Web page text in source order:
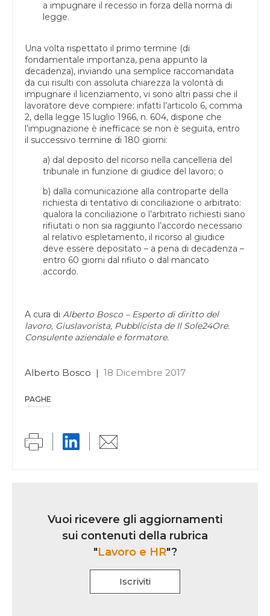
a impugnare il recesso in forza della norma di
legge.
Una volta rispettato il primo termine (di
fondamentale importanza, pena appunto la
decadenza), inviando una semplice raccomandata
da cui risulti con assoluta chiarezza la volontà di
impugnare il licenziamento, vi sono altri passi che il
lavoratore deve compiere: infatti l’articolo 6, comma
2, della legge 15 luglio 1966, n. 604, dispone che
l’impugnazione è inefficace se non è seguita, entro
il successivo termine di 180 giorni:
a) dal deposito del ricorso nella cancelleria del
tribunale in funzione di giudice del lavoro; o
b) dalla comunicazione alla controparte della
richiesta di tentativo di conciliazione o arbitrato:
qualora la conciliazione o l’arbitrato richiesti siano
rifiutati o non sia raggiunto l’accordo necessario
al relativo espletamento, il ricorso al giudice
deve essere depositato – a pena di decadenza –
entro 60 giorni dal rifiuto o dal mancato
accordo.
A cura di Alberto Bosco – Esperto di diritto del
lavoro, Giuslavorista, Pubblicista de Il Sole24Ore.
Consulente aziendale e formatore.
Alberto Bosco | 18 Dicembre 2017
PAGHE
iscrizioneVuoi ricevere gli aggiornamenti
sui contenuti della rubrica
"Lavoro e HR"?
Iscriviti